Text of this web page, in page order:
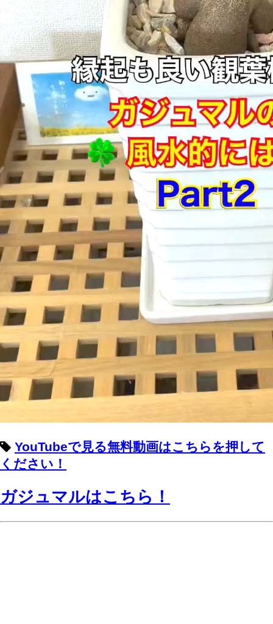
YouTubeで見る無料動画はこちらを押して
ください！
ガジュマルはこちら！